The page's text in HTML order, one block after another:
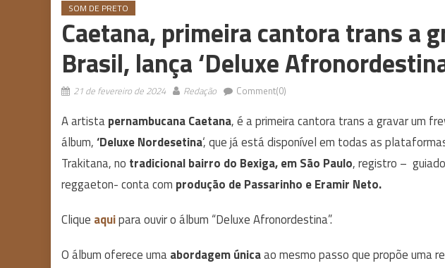
SOM DE PRETO
Caetana, primeira cantora trans a
Brasil, lança ‘Deluxe
21 de fevereiro de 2024 Redação Comment(0)
A artistapernambucana Caetana, é a primeira cantora trans a gravar um
álbum,‘Deluxe Nordesetina‘, que já está disponível em todas as
Trakitana, no tradicional bairro do Bexiga, em São Paulo, registro –
reggaeton- conta com produção de Passarinho e Eramir Neto.
Clique aquipara ouvir o álbum “Deluxe Afronordestina”.
O álbum oferece umaabordagem únicaao mesmo passo que propõe uma